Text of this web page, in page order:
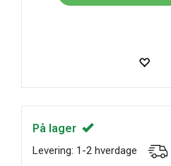
På lager
Levering: 1-2 hverdage